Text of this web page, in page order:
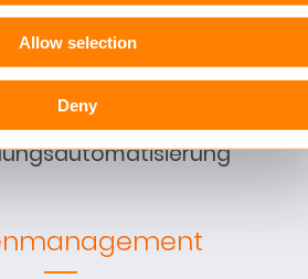
Allow selection
Deny
Regelbasierte
Verarbeitung
und